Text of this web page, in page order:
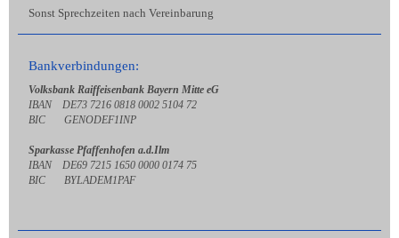
Sonst Sprechzeiten nach Vereinbarung
Bankverbindungen:
Volksbank Raiffeisenbank Bayern Mitte eG
IBAN DE73 7216 0818 0002 5104 72
BIC GENODEF1INP
Sparkasse Pfaffenhofen a.d.Ilm
IBAN DE69 7215 1650 0000 0174 75
BIC BYLADEM1PAF